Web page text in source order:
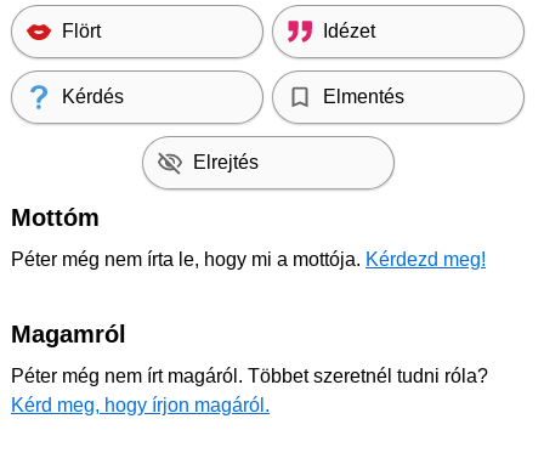
Flört Idézet
Kérdés Elmentés
Elrejtés
Mottóm
Péter még nem írta le, hogy mi a mottója. Kérdezd meg!
Magamról
Péter még nem írt magáról. Többet szeretnél tudni róla?
Kérd meg, hogy írjon magáról.